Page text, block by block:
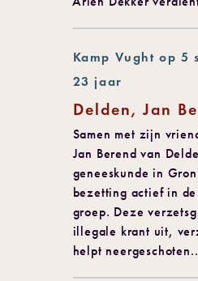
Kamp Vught op 5
23 jaar
Delden, Jan
Samen met zijn
Jan Berend van
geneeskunde in
bezetting actief in
groep. Deze
illegale krant uit,
helpt